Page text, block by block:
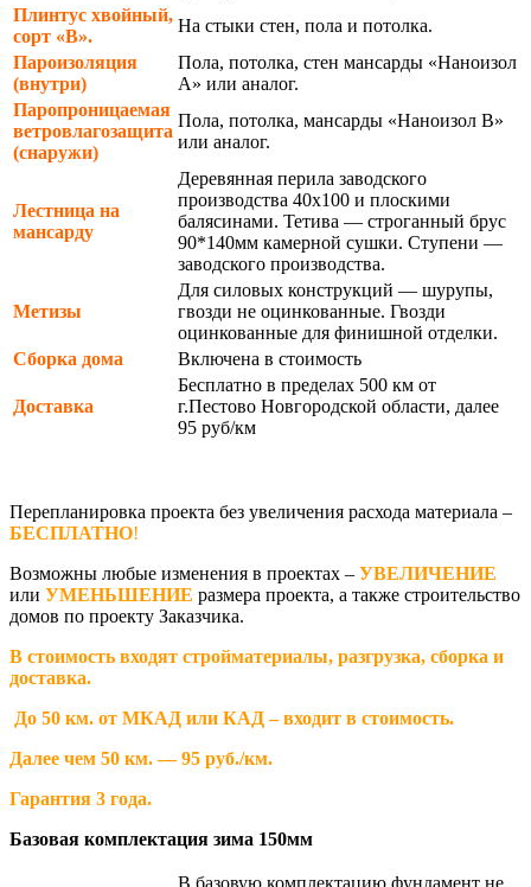
Плинтус хвойный,
сорт «В».
На стыки стен, пола и потолка.
Пароизоляция
(внутри)
Пола, потолка, стен мансарды «Наноизол
А» или аналог.
Паропроницаемая
ветровлагозащита
(снаружи)
Пола, потолка, мансарды «Наноизол В»
или аналог.
Лестница на
мансарду
Деревянная перила заводского
производства 40х100 и плоскими
балясинами. Тетива — строганный брус
90*140мм камерной сушки. Ступени —
заводского производства.
Метизы
Для силовых конструкций — шурупы,
гвозди не оцинкованные. Гвозди
оцинкованные для финишной отделки.
Сборка дома
Включена в стоимость
Доставка
Бесплатно в пределах 500 км от
г.Пестово Новгородской области, далее
95 руб/км
Перепланировка проекта без увеличения расхода материала –
БЕСПЛАТНО!
Возможны любые изменения в проектах – УВЕЛИЧЕНИЕ
или УМЕНЬШЕНИЕ размера проекта, а также строительство
домов по проекту Заказчика.
В стоимость входят стройматериалы, разгрузка, сборка и
доставка.
До 50 км. от МКАД или КАД – входит в стоимость.
Далее чем 50 км. — 95 руб./км.
Гарантия 3 года.
Базовая комплектация зима 150мм
В базовую комплектацию фундамент не